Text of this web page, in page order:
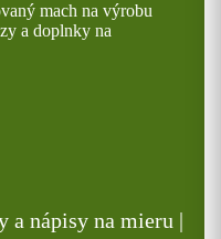
mach na výrobu
a doplnky na
a nápisy na mieru |